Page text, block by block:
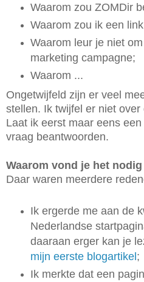
Waarom zou ZOMDir
Waarom zou ik een
Waarom leur je niet
marketing campagne;
Waarom ...
Ongetwijfeld zijn er veel
stellen. Ik twijfel er niet
Laat ik eerst maar eens
vraag beantwoorden.
Waarom vond je het
Daar waren meerdere
Ik ergerde me aan de
Nederlandse
daaraan erger kan je
mijn eerste blogartikel;
Ik merkte dat een